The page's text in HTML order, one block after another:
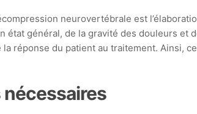
neurovertébrale est
état général, de la gravité des douleurs
réponse du patient au traitement. Ainsi,